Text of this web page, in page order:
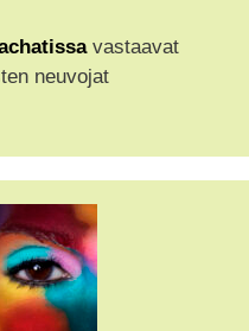
vastaavat
neuvojat